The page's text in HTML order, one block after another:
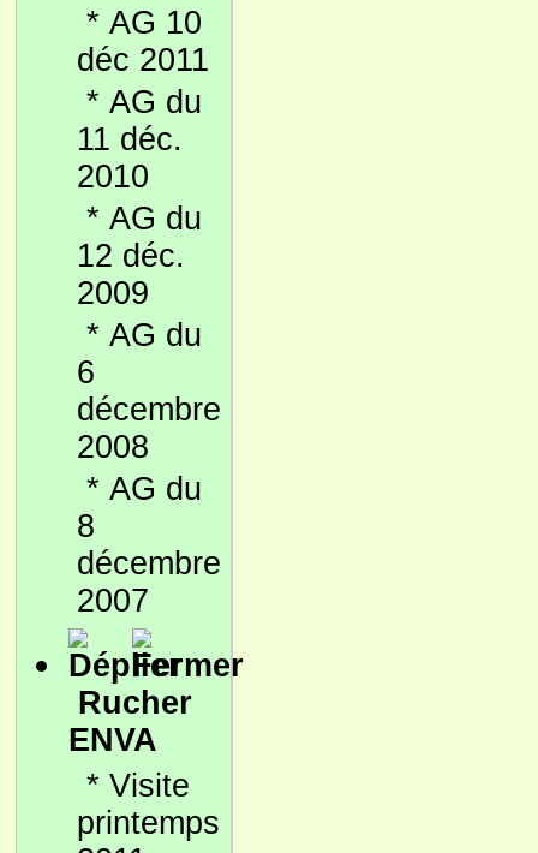
* AG 10
déc 2011
* AG du
11 déc.
2010
* AG du
12 déc.
2009
* AG du
6
décembre
2008
* AG du
8
décembre
2007
Rucher
ENVA
* Visite
printemps